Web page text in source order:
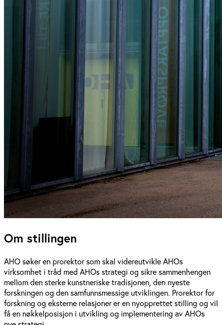
Om stillingen
AHO søker en prorektor som skal videreutvikle AHOs
virksomhet i tråd med AHOs strategi og sikre sammenhengen
mellom den sterke kunstneriske tradisjonen, den nyeste
forskningen og den samfunnsmessige utviklingen. Prorektor for
forskning og eksterne relasjoner er en nyopprettet stilling og vil
få en nøkkelposisjon i utvikling og implementering av AHOs